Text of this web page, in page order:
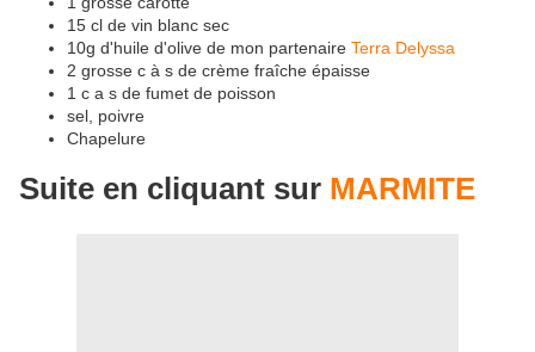
15 cl de vin blanc sec
10g d'huile d'olive de mon partenaire Terra Delyssa
2 grosse c à s de crème fraîche épaisse
1 c a s de fumet de poisson
sel, poivre
Chapelure
Suite en cliquant sur MARMITE